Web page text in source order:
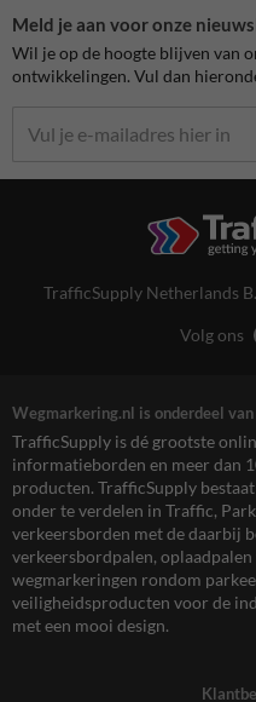
Meld je aan voor onze
Wil je op de hoogte blijven van
ontwikkelingen. Vul dan
TrafficSupply Netherlands
Volg ons
Wegmarkering.nl is onderdeel
TrafficSupply is dé grootste
informatieborden en meer dan
producten. TrafficSupply
onder te verdelen in Traffic,
verkeersborden met de daarbij
verkeersbordpalen, oplaadpalen
wegmarkeringen rondom
veiligheidsproducten voor de
met een mooi design.